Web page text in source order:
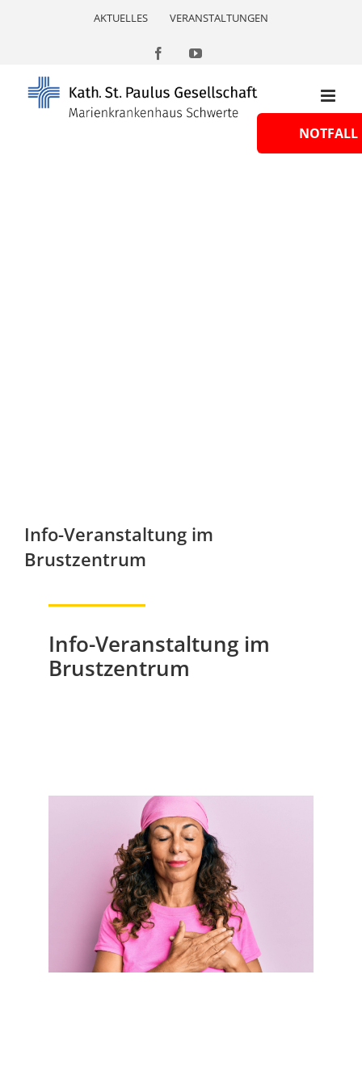
AKTUELLES VERANSTALTUNGEN
FacebookYouTube
Info-Veranstaltung im
Brustzentrum
Info-Veranstaltung im
Brustzentrum
NOTFALL